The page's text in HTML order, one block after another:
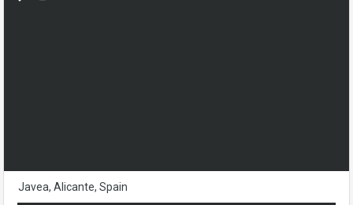
Javea, Alicante, Spain